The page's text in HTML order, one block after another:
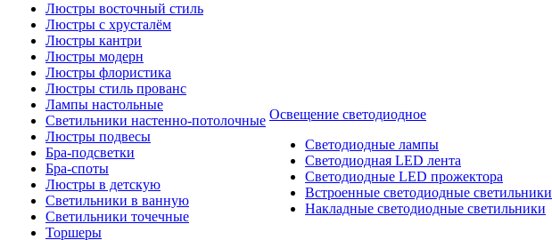
Люстры восточный стиль
Люстры с хрусталём
Люстры кантри
Люстры модерн
Люстры флористика
Люстры стиль прованс
Лампы настольные
Светильники настенно-потолочные
Люстры подвесы
Бра-подсветки
Бра-споты
Люстры в детскую
Светильники в ванную
Светильники точечные
Торшеры
Освещение светодиодное
Светодиодные лампы
Светодиодная LED лента
Светодиодные LED прожектора
Встроенные светодиодные светильники
Накладные светодиодные светильники